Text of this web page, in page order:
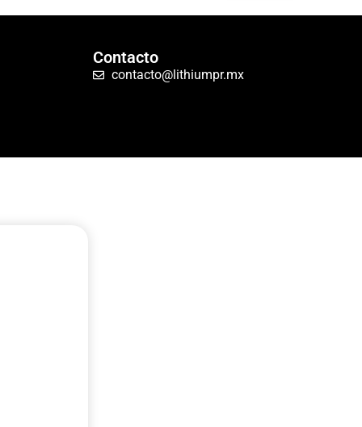
Contacto
contacto@lithiumpr.mx